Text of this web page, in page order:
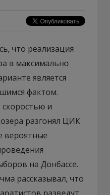
что реализация
в максимально
является
фактом.
скоростью и
разгонял ЦИК
вероятные
на Донбассе.
рассказывал, что
разведут